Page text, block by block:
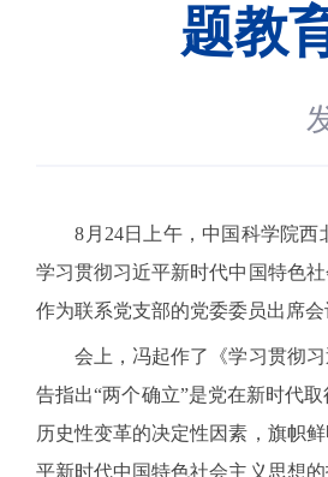
题教
8 月 24日上午，中国科学院西
学习贯彻习近平新时代中国特色
作为联系党支部的党委委员出席
会上，冯起作了《学习贯彻
告指出“两个确立”是党在新时代
历史性变革的决定性因素，旗帜
平新时代中国特色社会主义思想